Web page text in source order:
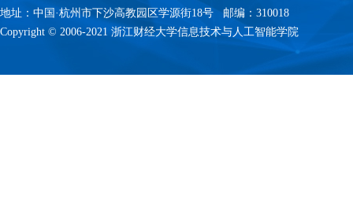
地址：中国·杭州市下沙高教园区学源街18号 邮编：310018
Copyright © 2006-2021 浙江财经大学信息技术与人工智能学院